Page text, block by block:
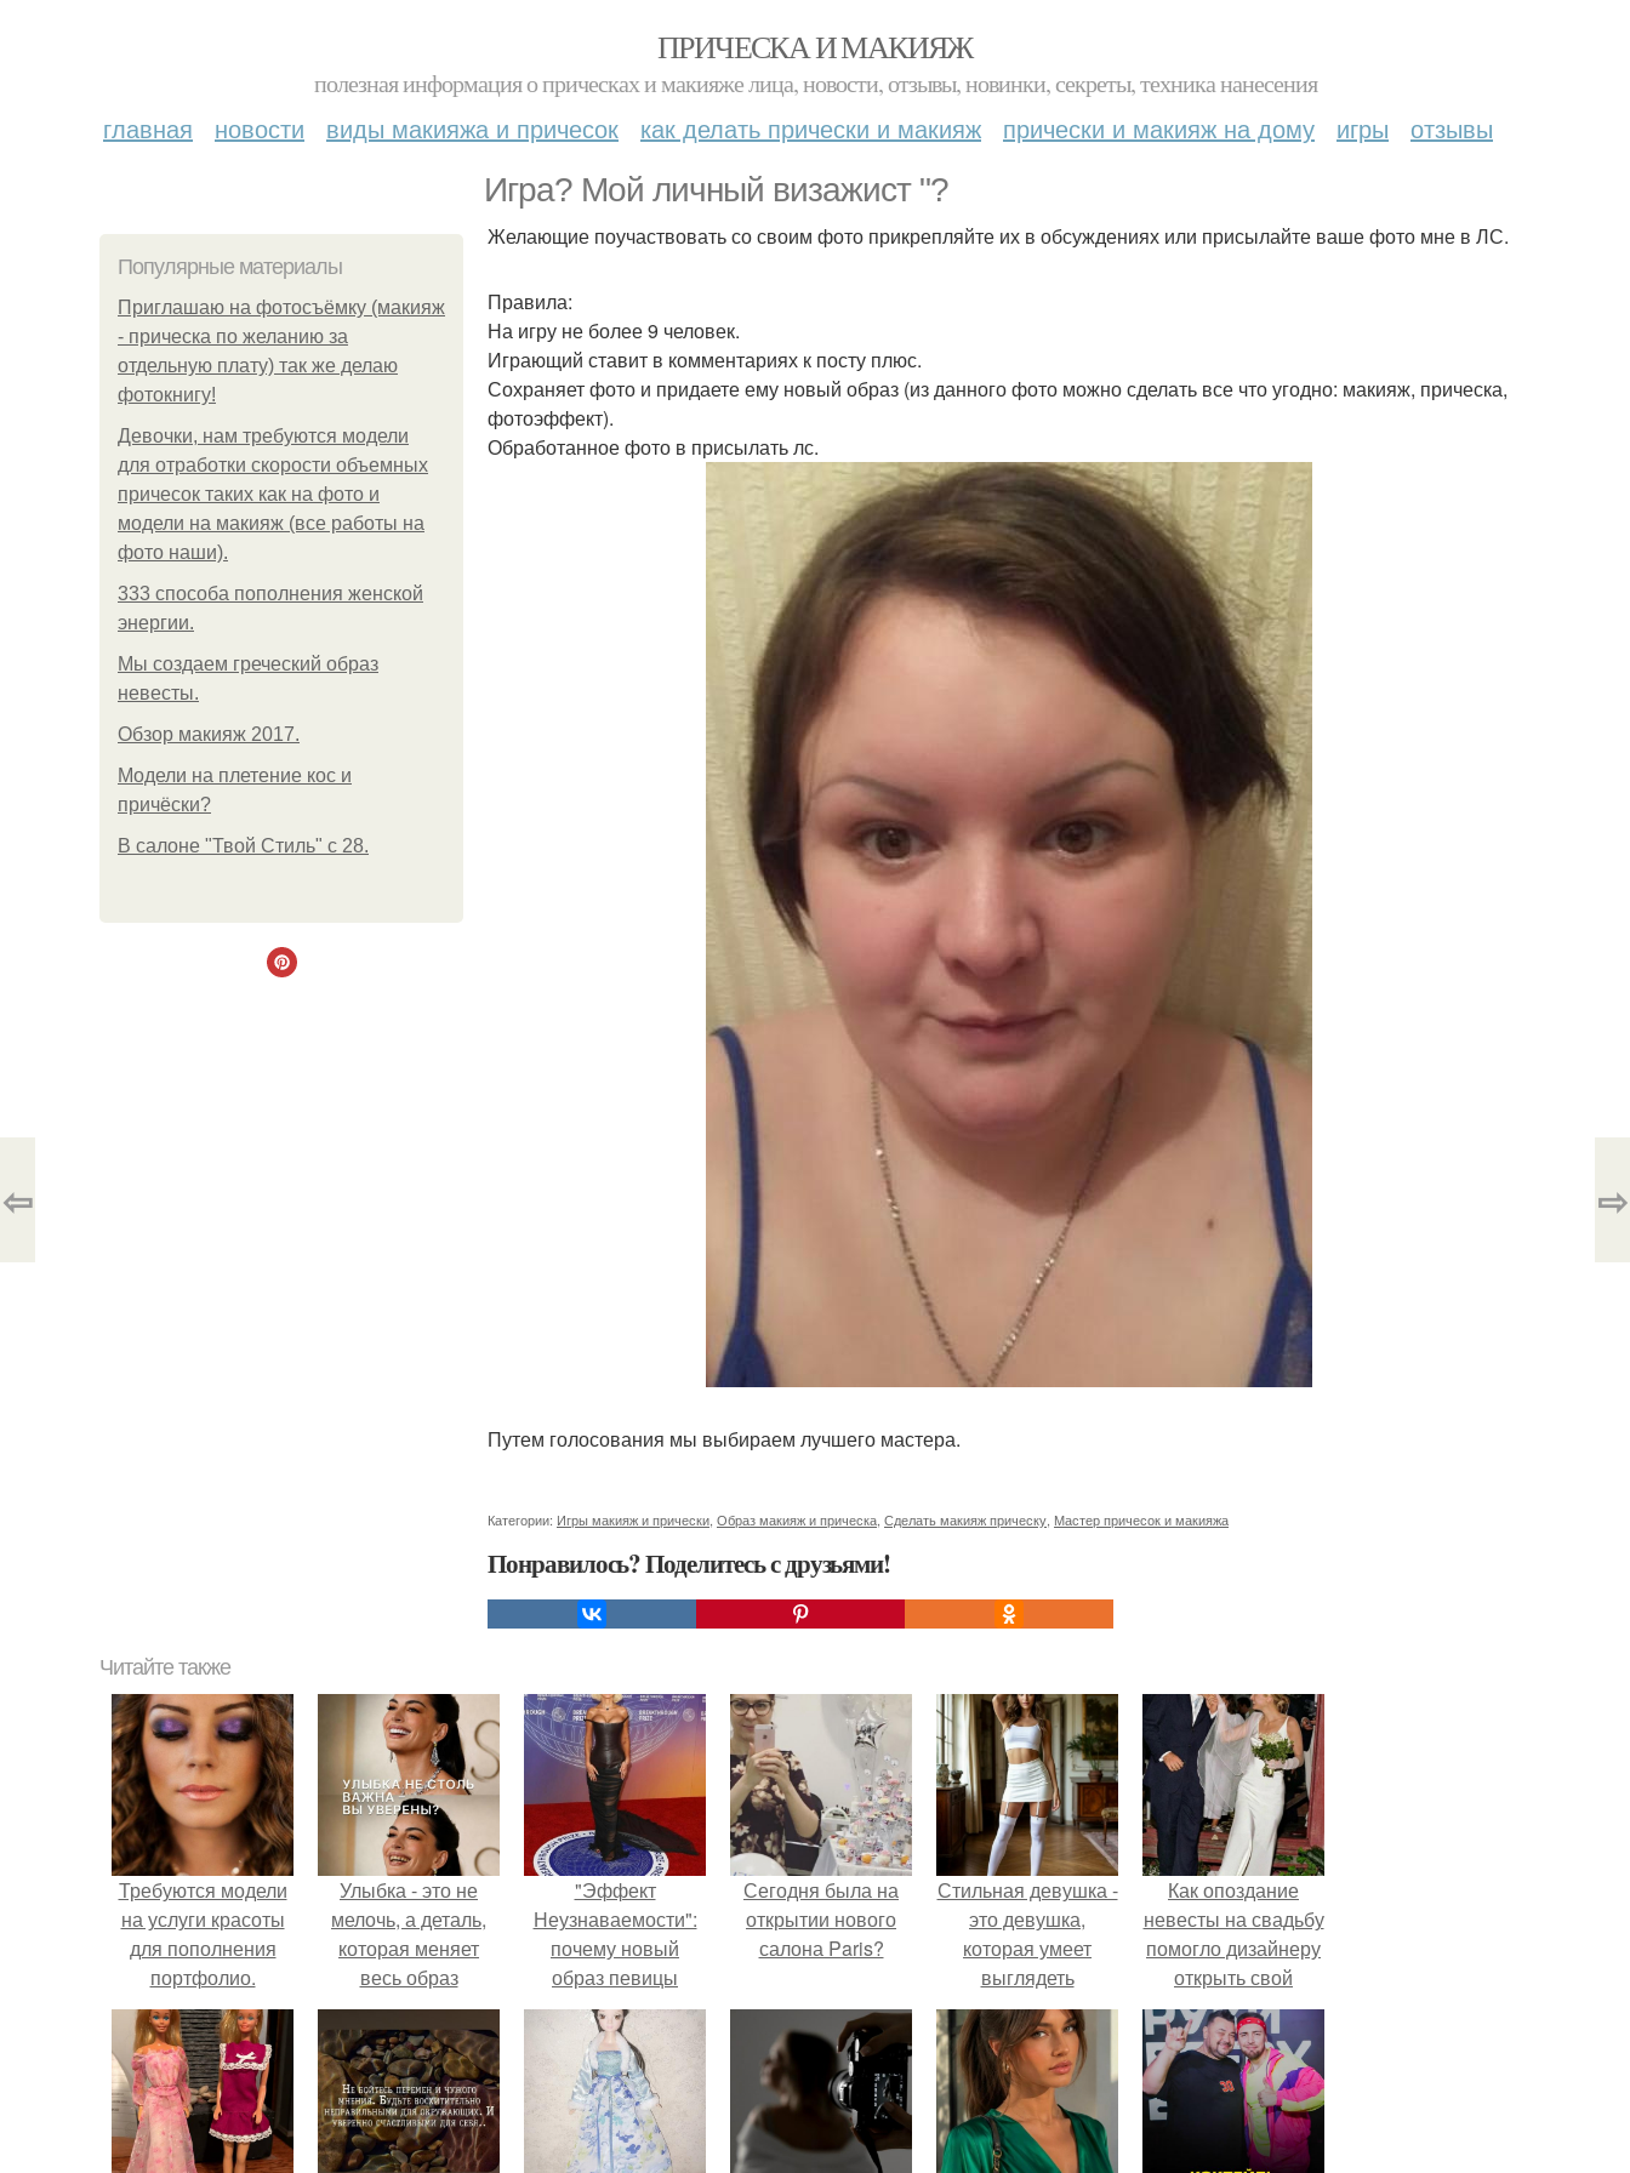
ПРИЧЕСКА И МАКИЯЖ
полезная информация о прическах и макияже лица, новости, отзывы, новинки, секреты, техника нанесения
главная новости виды макияжа и причесок как делать прически и макияж прически и макияж на дому игры отзывы
Игра? Мой личный визажист "?
Популярные материалы
Приглашаю на фотосъёмку (макияж
- прическа по желанию за
отдельную плату) так же делаю
фотокнигу!
Девочки, нам требуются модели
для отработки скорости объемных
причесок таких как на фото и
модели на макияж (все работы на
фото наши).
333 способа пополнения женской
энергии.
Мы создаем греческий образ
невесты.
Обзор макияж 2017.
Модели на плетение кос и
причёски?
В салоне "Твой Стиль" с 28.
Желающие поучаствовать со своим фото прикрепляйте их в обсуждениях или присылайте ваше фото мне в ЛС.
Правила:
На игру не более 9 человек.
Играющий ставит в комментариях к посту плюс.
Сохраняет фото и придаете ему новый образ (из данного фото можно сделать все что угодно: макияж, прическа,
фотоэффект).
Обработанное фото в присылать лс.
Путем голосования мы выбираем лучшего мастера.
Категории: Игры макияж и прически Образ макияж и прическа Сделать макияж прическу Мастер причесок и макияжа
Понравилось? Поделитесь с друзьями!
⇦ ⇨
Читайте также
Требуются модели
на услуги красоты
для пополнения
портфолио.
Улыбка - это не
мелочь, а деталь,
которая меняет
весь образ
человека.
"Эффект
Неузнаваемости":
почему новый
образ певицы
вызвал споры о
гранях
возможного?
Сегодня была на
открытии нового
салона Paris?
Стильная девушка -
это девушка,
которая умеет
выглядеть
привлекательно и
элегантно в любои
ситуации.
Как опоздание
невесты на свадьбу
помогло дизайнеру
открыть свой
бренд.